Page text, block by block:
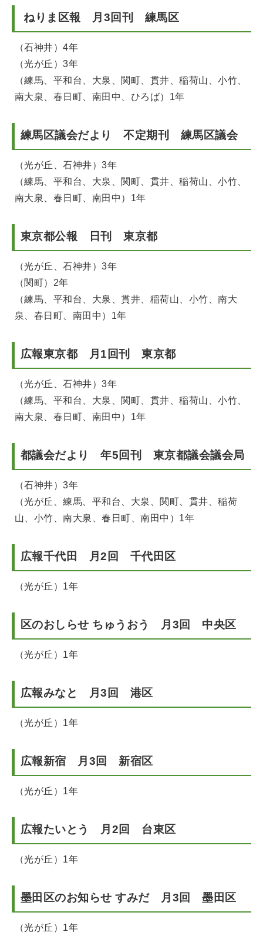
ねりま区報 月3回刊 練馬区
（石神井）4年
（光が丘）3年
（練馬、平和台、大泉、関町、貫井、稲荷山、小竹、
南大泉、春日町、南田中、ひろば）1年
練馬区議会だより 不定期刊 練馬区議会
（光が丘、石神井）3年
（練馬、平和台、大泉、関町、貫井、稲荷山、小竹、
南大泉、春日町、南田中）1年
東京都公報 日刊 東京都
（光が丘、石神井）3年
（関町）2年
（練馬、平和台、大泉、貫井、稲荷山、小竹、南大
泉、春日町、南田中）1年
広報東京都 月1回刊 東京都
（光が丘、石神井）3年
（練馬、平和台、大泉、関町、貫井、稲荷山、小竹、
南大泉、春日町、南田中）1年
都議会だより 年5回刊 東京都議会議会局
（石神井）3年
（光が丘、練馬、平和台、大泉、関町、貫井、稲荷
山、小竹、南大泉、春日町、南田中）1年
広報千代田 月2回 千代田区
（光が丘）1年
区のおしらせ ちゅうおう 月3回 中央区
（光が丘）1年
広報みなと 月3回 港区
（光が丘）1年
広報新宿 月3回 新宿区
（光が丘）1年
広報たいとう 月2回 台東区
（光が丘）1年
墨田区のお知らせ すみだ 月3回 墨田区
（光が丘）1年